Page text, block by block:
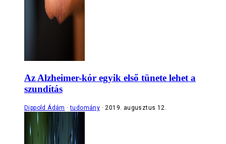
Az Alzheimer-kór egyik első tünete lehet a
szundítás
Dippold Ádám tudomány 2019. augusztus 12.